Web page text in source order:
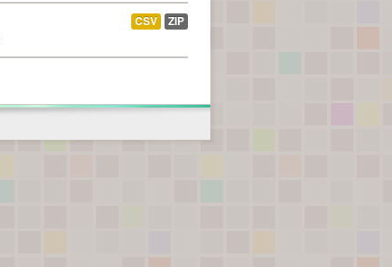
CSV ZIP